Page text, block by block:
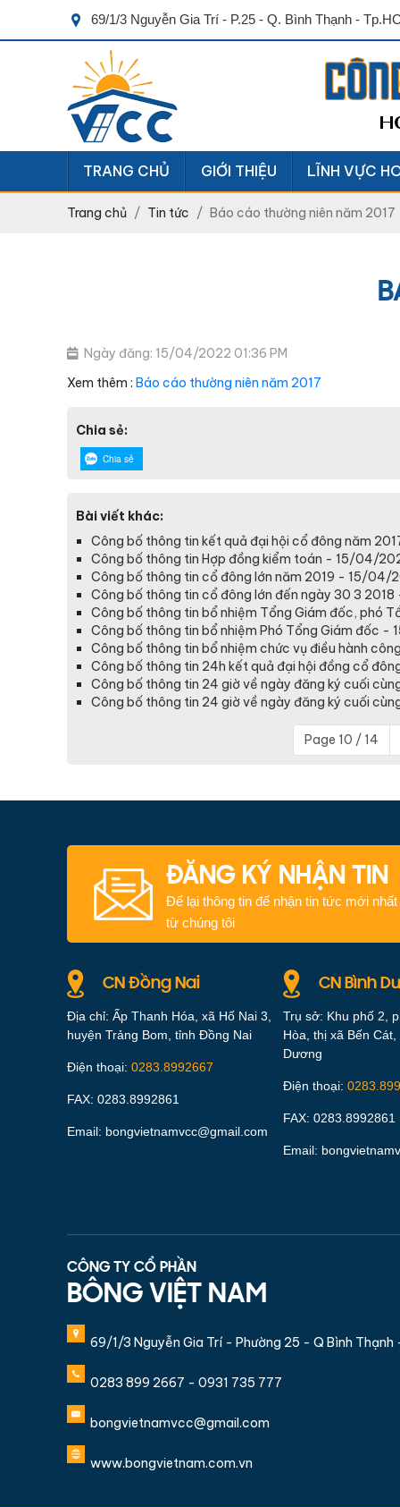
69/1/3 Nguyễn Gia Trí - P.25 - Q. Bình Thạnh -
TRANG CHỦ GIỚI THIỆU LĨNH VỰC
Trang chủ Tin tức Báo cáo thường niên năm 2017
Ngày đăng: 15/04/2022 01:36 PM
Xem thêm : Báo cáo thường niên năm 2017
Chia sẻ:
Chia sẻ
Bài viết khác:
Công bố thông tin kết quả đại hội cổ đông năm
Công bố thông tin Hợp đồng kiểm toán - 15/04/
Công bố thông tin cổ đông lớn năm 2019 - 15/04/
Công bố thông tin cổ đông lớn đến ngày 30 3
Công bố thông tin bổ nhiệm Tổng Giám đốc, phó
Công bố thông tin bổ nhiệm Phó Tổng Giám đốc -
Công bố thông tin bổ nhiệm chức vụ điều hành
Công bố thông tin 24h kết quả đại hội đồng cổ
Công bố thông tin 24 giờ về ngày đăng ký cuối
Công bố thông tin 24 giờ về ngày đăng ký cuối
Page 10 / 14
ĐĂNG KÝ NHẬN TIN
Để lại thông tin để nhận tin tức mới nhất
từ chúng tôi
CN Đồng Nai
Địa chỉ: Ấp Thanh Hóa, xã Hố Nai 3,
huyện Trảng Bom, tỉnh Đồng Nai
Điện thoại: 0283.8992667
FAX: 0283.8992861
Email: bongvietnamvcc@gmail.com
CN Bình
Trụ sở: Khu phố 2,
Hòa, thị xã Bến
Dương
Điện thoại:
FAX: 0283.8992861
Email:
CÔNG TY CỔ PHẦN
BÔNG VIỆT NAM
69/1/3 Nguyễn Gia Trí - Phường 25 - Q Bình Thạnh
0283 899 2667 - 0931 735 777
bongvietnamvcc@gmail.com
www.bongvietnam.com.vn